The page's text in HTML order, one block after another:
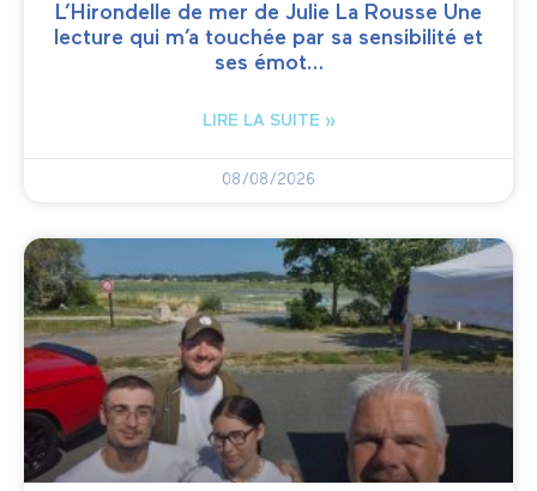
L’Hirondelle de mer de Julie La Rousse Une
lecture qui m’a touchée par sa sensibilité et
ses émot…
LIRE LA SUITE »
08/08/2026